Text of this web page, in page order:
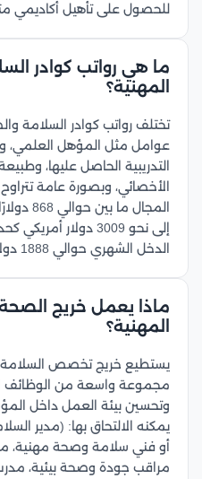
للحصول على تأهيل
ما هي رواتب كوادر
المهنية؟
تختلف رواتب كوادر السلامة
عوامل مثل المؤهل العلمي،
التدريبية الحاصل عليها،
الأخصائي، وبصورة عامة
المجال
إلى نحو 3009 دولار
الدخل الشهري حوالي 1888 دولار أمريكي.
ماذا يعمل خريج
المهنية؟
يستطيع خريج تخصص
مجموعة واسعة من الوظائف
وتحسين بيئة العمل داخل
يمكنه الالتحاق بها: (مدير
أو فني سلامة وصحة مهنية،
مراقب جودة وصحة بيئية،